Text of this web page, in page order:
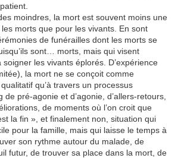
moindres, la mort est souvent moins une
morts que pour les vivants. En sont
de funérailles dont les morts se
sont… morts, mais qui visent
soigner les vivants éplorés. D’expérience
la mort ne se conçoit comme
qu’à travers un processus
de pré-agonie et d’agonie, d’allers-retours,
de moments où l’on croit que
la fin », et finalement non, situation qui
pour la famille, mais qui laisse le temps à
son rythme autour du malade, de
futur, de trouver sa place dans la mort, de